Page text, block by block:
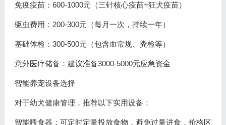
免疫疫苗：600-1000元（三针核心疫苗+狂犬疫苗）
驱虫费用：200-300元（每月一次，持续一年）
基础体检：300-500元（包含血常规、粪检等）
意外医疗储备：建议准备3000-5000元应急资金
智能养宠设备选择
对于幼犬健康管理，推荐以下实用设备：
智能喂食器：可定时定量投放食物，避免过量进食，价格区